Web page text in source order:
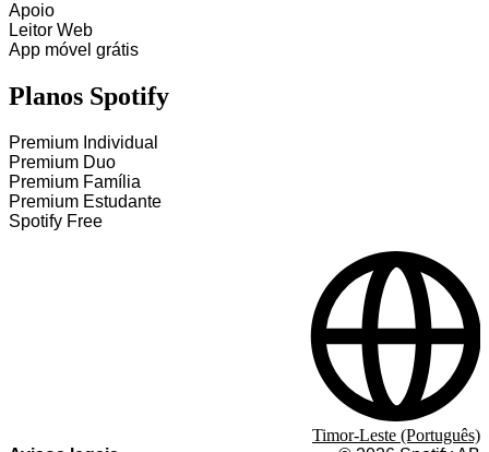
Apoio
Leitor Web
App móvel grátis
Planos Spotify
Premium Individual
Premium Duo
Premium Família
Premium Estudante
Spotify Free
Timor-Leste (Português)